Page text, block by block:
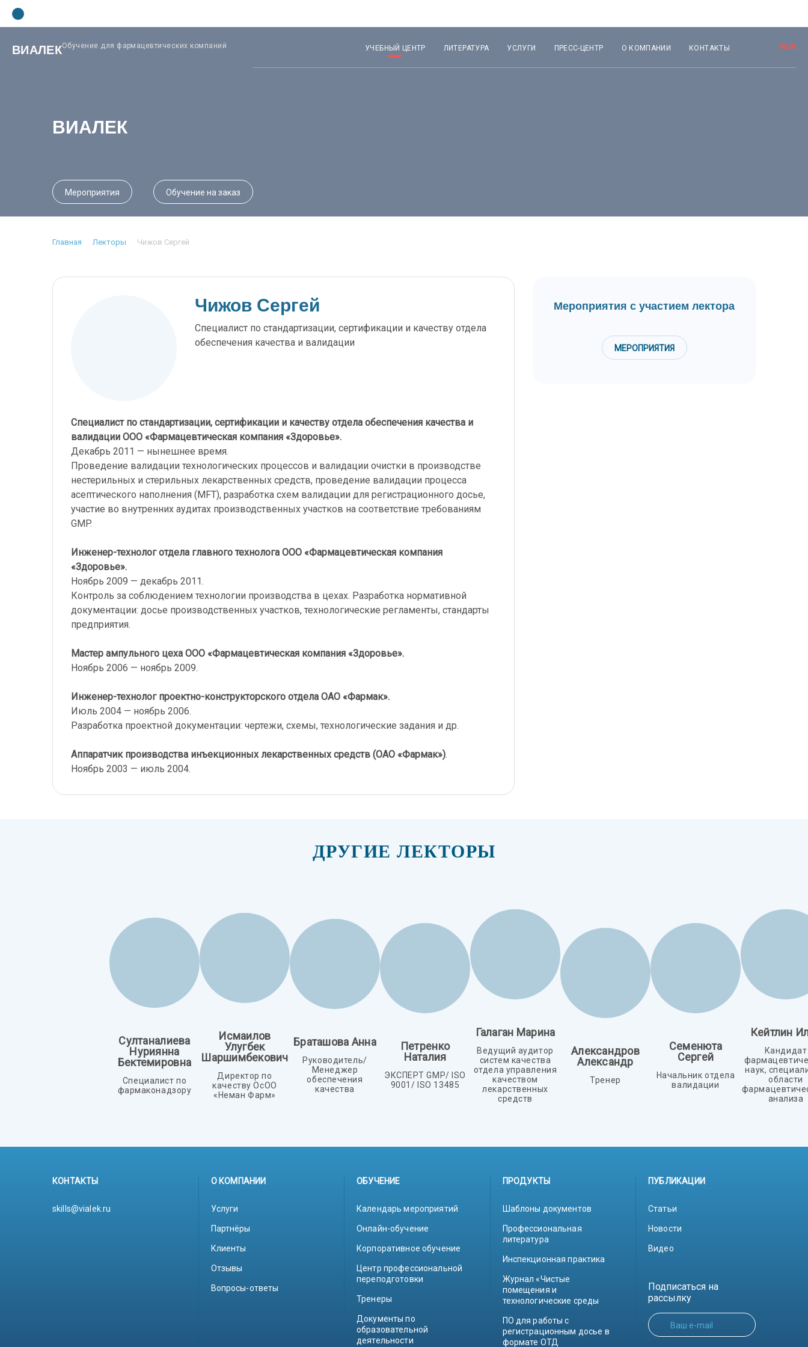
ВИАЛЕКОбучение для фармацевтических компаний УЧЕБНЫЙ ЦЕНТР
Лекторы
ЛИТЕРАТУРА УСЛУГИ ПРЕСС-ЦЕНТР О КОМПАНИИ КОНТАКТЫ
ВИАЛЕК
Мероприятия Обучение на заказ
Главная Лекторы Чижов Сергей
Чижов Сергей
Специалист по стандартизации, сертификации и качеству отдела
обеспечения качества и валидации
Специалист по стандартизации, сертификации и качеству отдела обеспечения качества и
валидации ООО «Фармацевтическая компания «Здоровье».
Декабрь 2011 — нынешнее время.
Проведение валидации технологических процессов и валидации очистки в производстве
нестерильных и стерильных лекарственных средств, проведение валидации процесса
асептического наполнения (MFT), разработка схем валидации для регистрационного досье,
участие во внутренних аудитах производственных участков на соответствие требованиям
GMP.
Инженер-технолог отдела главного технолога ООО «Фармацевтическая компания
«Здоровье».
Ноябрь 2009 — декабрь 2011.
Контроль за соблюдением технологии производства в цехах. Разработка нормативной
документации: досье производственных участков, технологические регламенты, стандарты
предприятия.
Мастер ампульного цеха ООО «Фармацевтическая компания «Здоровье».
Ноябрь 2006 — ноябрь 2009.
Инженер-технолог проектно-конструкторского отдела ОАО «Фармак».
Июль 2004 — ноябрь 2006.
Разработка проектной документации: чертежи, схемы, технологические задания и др.
Аппаратчик производства инъекционных лекарственных средств (ОАО «Фармак»).
Ноябрь 2003 — июль 2004.
Мероприятия с участием лектора
МЕРОПРИЯТИЯ
ДРУГИЕ ЛЕКТОРЫ
Султаналиева
Нуриянна
Бектемировна
Cпециалист по
фармаконадзору
Исмаилов
Улугбек
Шаршимбекович
Директор по
качеству ОсОО
«Неман Фарм»
Браташова Анна
Руководитель/
Менеджер
обеспечения
качества
Петренко
Наталия
ЭКСПЕРТ GMP/ ISO
9001/ ISO 13485
Галаган Марина
Ведущий аудитор
систем качества
отдела управления
качеством
лекарственных
средств
Александров
Александр
Тренер
Семенюта
Сергей
Начальник отдела
валидации
Кейтлин
Кандидат
наук,
области
анализа
КОНТАКТЫ
skills@vialek.ru
О КОМПАНИИ
Услуги
Партнёры
Клиенты
Отзывы
Вопросы-ответы
ОБУЧЕНИЕ
Календарь мероприятий
Онлайн-обучение
Корпоративное обучение
Центр профессиональной
переподготовки
Тренеры
Документы по
образовательной
деятельности
ПРОДУКТЫ
Шаблоны документов
Профессиональная
литература
Инспекционная практика
Журнал «Чистые
помещения и
технологические среды
ПО для работы с
регистрационным досье в
формате ОТД
ПУБЛИКАЦИИ
Статьи
Новости
Видео
Подписаться на
рассылку
Ваш e-mail